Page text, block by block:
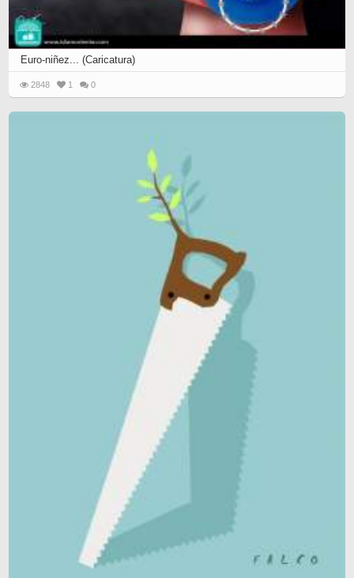
Euro-niñez... (Caricatura)
2848 1 0